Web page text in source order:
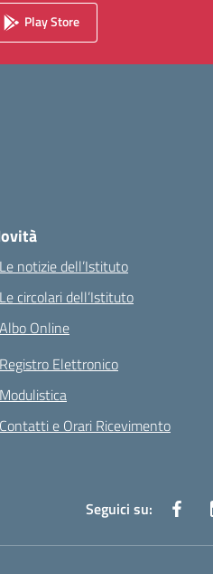
Play Store
Le notizie dell’Istituto
Le circolari dell’Istituto
Albo Online
Registro Elettronico
Modulistica
Contatti e Orari Ricevimento
Seguici su: